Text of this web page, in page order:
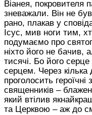
Віанея, покровителя
зневажали. Він не
рано, плакав у
Ісус, мив ноги тим,
подумаємо про
ніхто його не бачив,
тисячі. Бо його
серцем. Через
проголосить героїчні
священників –
який втілив
та Церквою – аж до